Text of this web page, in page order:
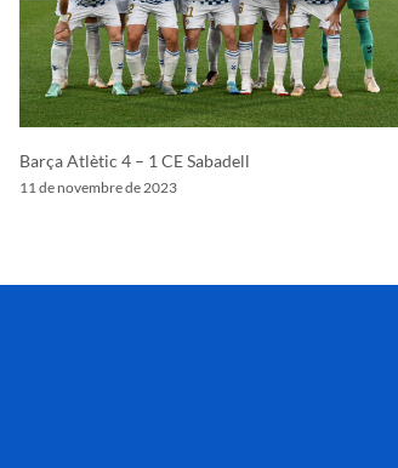
Barça Atlètic 4 – 1 CE Sabadell
11 de novembre de 2023